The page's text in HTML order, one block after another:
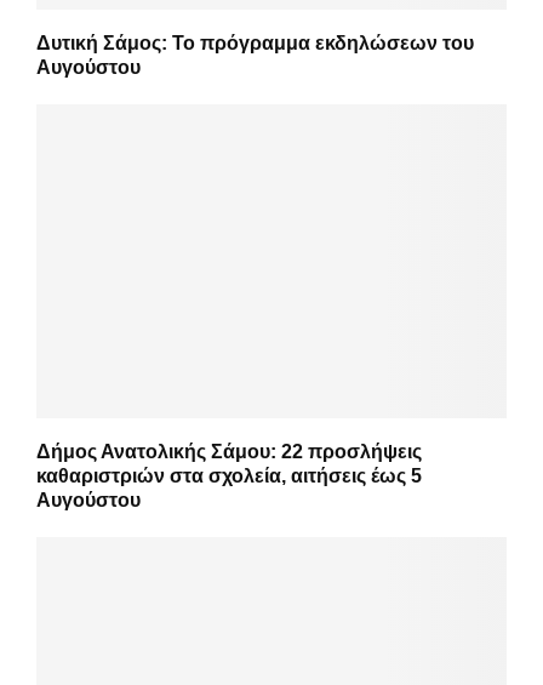
Δυτική Σάμος: Το πρόγραμμα εκδηλώσεων του
Αυγούστου
Δήμος Ανατολικής Σάμου: 22 προσλήψεις
καθαριστριών στα σχολεία, αιτήσεις έως 5
Αυγούστου